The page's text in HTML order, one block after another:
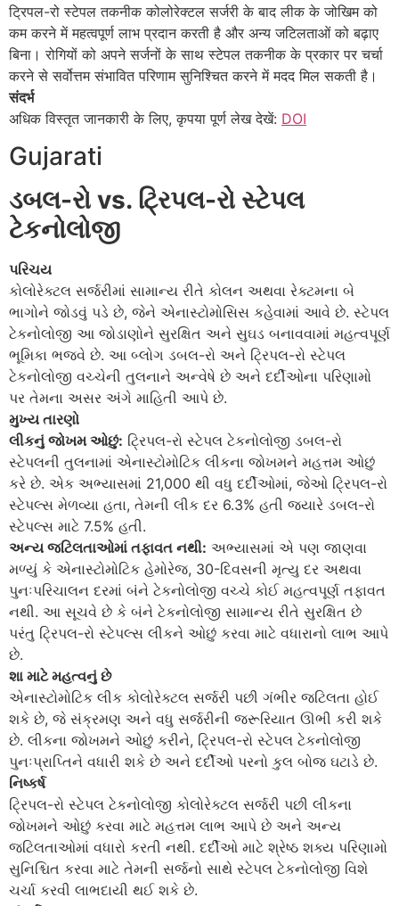
ट्रिपल-रो स्टेपल तकनीक कोलोरेक्टल सर्जरी के बाद लीक के जोखिम को
कम करने में महत्वपूर्ण लाभ प्रदान करती है और अन्य जटिलताओं को बढ़ाए
बिना। रोगियों को अपने सर्जनों के साथ स्टेपल तकनीक के प्रकार पर चर्चा
करने से सर्वोत्तम संभावित परिणाम सुनिश्चित करने में मदद मिल सकती है।
संदर्भ
अधिक विस्तृत जानकारी के लिए, कृपया पूर्ण लेख देखें: DOI
Gujarati
ડબલ-રો vs. ટ્રિપલ-રો સ્ટેપલ
ટેકનોલોજી
પરિચય
કોલોરેક્ટલ સર્જરીમાં સામાન્ય રીતે કોલન અથવા રેક્ટમના બે
ભાગોને જોડવું પડે છે, જેને એનાસ્ટોમોસિસ કહેવામાં આવે છે. સ્ટેપલ
ટેકનોલોજી આ જોડાણોને સુરક્ષિત અને સુઘડ બનાવવામાં મહત્વપૂર્ણ
ભૂમિકા ભજવે છે. આ બ્લોગ ડબલ-રો અને ટ્રિપલ-રો સ્ટેપલ
ટેકનોલોજી વચ્ચેની તુલનાને અન્વેષે છે અને દર્દીઓના પરિણામો
પર તેમના અસર અંગે માહિતી આપે છે.
મુખ્ય તારણો
લીકનું જોખમ ઓછું: ટ્રિપલ-રો સ્ટેપલ ટેકનોલોજી ડબલ-રો
સ્ટેપલની તુલનામાં એનાસ્ટોમોટિક લીકના જોખમને મહત્તમ ઓછું
કરે છે. એક અભ્યાસમાં 21,000 થી વધુ દર્દીઓમાં, જેઓ ટ્રિપલ-રો
સ્ટેપલ્સ મેળવ્યા હતા, તેમની લીક દર 6.3% હતી જ્યારે ડબલ-રો
સ્ટેપલ્સ માટે 7.5% હતી.
અન્ય જટિલતાઓમાં તફાવત નથી: અભ્યાસમાં એ પણ જાણવા
મળ્યું કે એનાસ્ટોમોટિક હેમોરેજ, 30-દિવસની મૃત્યુ દર અથવા
પુનઃપરિચાલન દરમાં બંને ટેકનોલોજી વચ્ચે કોઈ મહત્વપૂર્ણ તફાવત
નથી. આ સૂચવે છે કે બંને ટેકનોલોજી સામાન્ય રીતે સુરક્ષિત છે
પરંતુ ટ્રિપલ-રો સ્ટેપલ્સ લીકને ઓછું કરવા માટે વધારાનો લાભ આપે
છે.
શા માટે મહત્વનું છે
એનાસ્ટોમોટિક લીક કોલોરેક્ટલ સર્જરી પછી ગંભીર જટિલતા હોઈ
શકે છે, જે સંક્રમણ અને વધુ સર્જરીની જરૂરિયાત ઊભી કરી શકે
છે. લીકના જોખમને ઓછું કરીને, ટ્રિપલ-રો સ્ટેપલ ટેકનોલોજી
પુનઃપ્રાપ્તિને વધારી શકે છે અને દર્દીઓ પરનો કુલ બોજ ઘટાડે છે.
નિષ્કર્ષ
ટ્રિપલ-રો સ્ટેપલ ટેકનોલોજી કોલોરેક્ટલ સર્જરી પછી લીકના
જોખમને ઓછું કરવા માટે મહત્તમ લાભ આપે છે અને અન્ય
જટિલતાઓમાં વધારો કરતી નથી. દર્દીઓ માટે શ્રેષ્ઠ શક્ય પરિણામો
સુનિશ્ચિત કરવા માટે તેમની સર્જનો સાથે સ્ટેપલ ટેકનોલોજી વિશે
ચર્ચા કરવી લાભદાયી થઈ શકે છે.